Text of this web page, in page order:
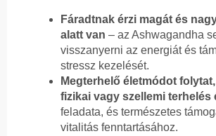
Fáradtnak érzi magát és
alatt van – az Ashwagandha
visszanyerni az energiát és
stressz kezelését.
Megterhelő életmódot
fizikai vagy szellemi terhelés
feladata, és természetes
vitalitás fenntartásához.